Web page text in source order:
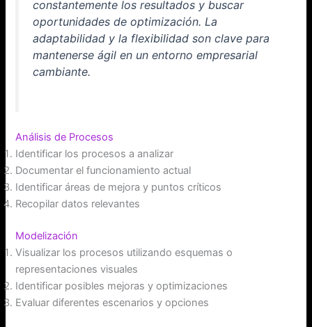
constantemente los resultados y buscar
oportunidades de optimización. La
adaptabilidad y la flexibilidad son clave para
mantenerse ágil en un entorno empresarial
cambiante.
Análisis de Procesos
Identificar los procesos a analizar
Documentar el funcionamiento actual
Identificar áreas de mejora y puntos críticos
Recopilar datos relevantes
Modelización
Visualizar los procesos utilizando esquemas o
representaciones visuales
Identificar posibles mejoras y optimizaciones
Evaluar diferentes escenarios y opciones